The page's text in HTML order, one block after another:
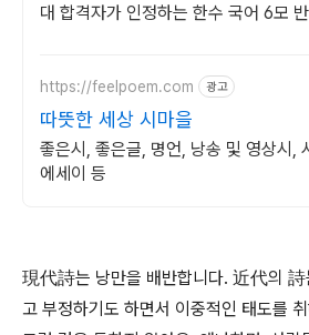
대 합격자가 인정하는 한수 국어 6모 반
https://feelpoem.com 광고
따뜻한 세상 시마을
좋은시, 좋은글, 명언, 낭송 및 영상시,
에세이 등
現代詩는 낭만을 배반합니다. 近代의 詩
고 부정하기도 하면서 이중적인 태도를